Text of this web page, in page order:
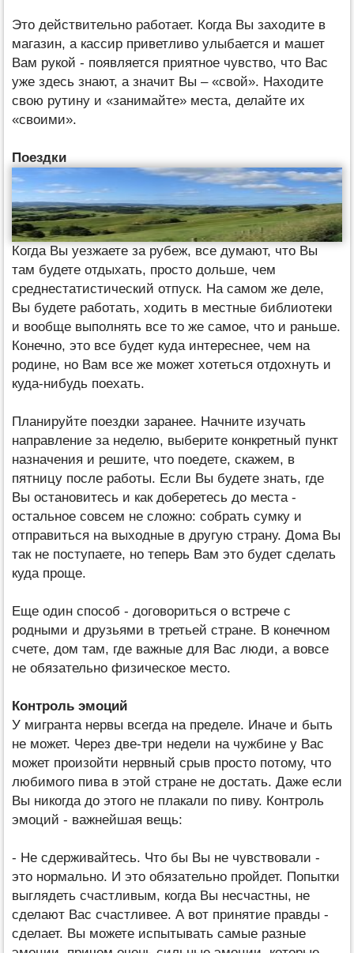
Это действительно работает. Когда Вы заходите в
магазин, а кассир приветливо улыбается и машет
Вам рукой - появляется приятное чувство, что Вас
уже здесь знают, а значит Вы – «свой». Находите
свою рутину и «занимайте» места, делайте их
«своими».
Поездки
Когда Вы уезжаете за рубеж, все думают, что Вы
там будете отдыхать, просто дольше, чем
среднестатистический отпуск. На самом же деле,
Вы будете работать, ходить в местные библиотеки
и вообще выполнять все то же самое, что и раньше.
Конечно, это все будет куда интереснее, чем на
родине, но Вам все же может хотеться отдохнуть и
куда-нибудь поехать.
Планируйте поездки заранее. Начните изучать
направление за неделю, выберите конкретный пункт
назначения и решите, что поедете, скажем, в
пятницу после работы. Если Вы будете знать, где
Вы остановитесь и как доберетесь до места -
остальное совсем не сложно: собрать сумку и
отправиться на выходные в другую страну. Дома Вы
так не поступаете, но теперь Вам это будет сделать
куда проще.
Еще один способ - договориться о встрече с
родными и друзьями в третьей стране. В конечном
счете, дом там, где важные для Вас люди, а вовсе
не обязательно физическое место.
Контроль эмоций
У мигранта нервы всегда на пределе. Иначе и быть
не может. Через две-три недели на чужбине у Вас
может произойти нервный срыв просто потому, что
любимого пива в этой стране не достать. Даже если
Вы никогда до этого не плакали по пиву. Контроль
эмоций - важнейшая вещь:
- Не сдерживайтесь. Что бы Вы не чувствовали -
это нормально. И это обязательно пройдет. Попытки
выглядеть счастливым, когда Вы несчастны, не
сделают Вас счастливее. А вот принятие правды -
сделает. Вы можете испытывать самые разные